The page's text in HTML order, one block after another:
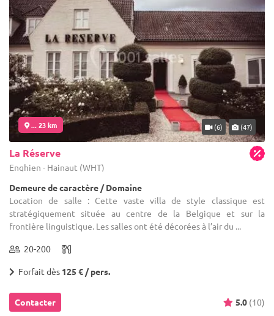
... 23 km (6) (47)
La Réserve
Enghien - Hainaut (WHT)
Demeure de caractère / Domaine
Location de salle : Cette vaste villa de style classique est
stratégiquement située au centre de la Belgique et sur la
frontière linguistique. Les salles ont été décorées à l’air du ...
20-200
Forfait dès 125 € / pers.
Contacter 5.0 (10)